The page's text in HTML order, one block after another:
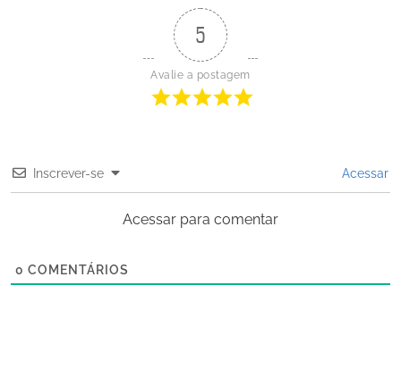
5
Avalie a postagem
Inscrever-se Acessar
Acessar para comentar
0 COMENTÁRIOS